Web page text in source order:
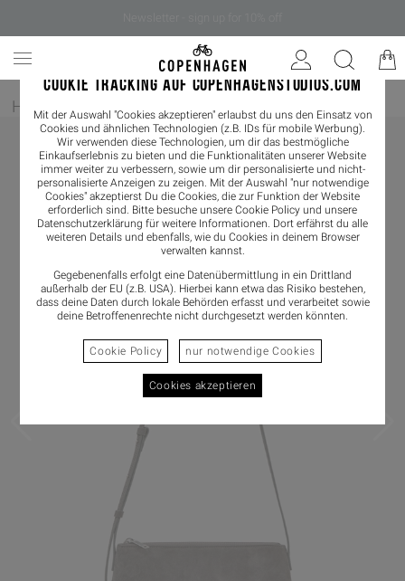
COOKIE TRACKING AUF COPENHAGENSTUDIOS.COM
Mit der Auswahl "Cookies akzeptieren" erlaubst du uns den Einsatz von
Cookies und ähnlichen Technologien (z.B. IDs für mobile Werbung).
Wir verwenden diese Technologien, um dir das bestmögliche
Einkaufserlebnis zu bieten und die Funktionalitäten unserer Website
immer weiter zu verbessern, sowie um dir personalisierte und nicht-
personalisierte Anzeigen zu zeigen. Mit der Auswahl "nur notwendige
Cookies" akzeptierst Du die Cookies, die zur Funktion der Website
erforderlich sind. Bitte besuche unsere Cookie Policy und unsere
Datenschutzerklärung für weitere Informationen. Dort erfährst du alle
weiteren Details und ebenfalls, wie du Cookies in deinem Browser
verwalten kannst.
Gegebenenfalls erfolgt eine Datenübermittlung in ein Drittland
außerhalb der EU (z.B. USA). Hierbei kann etwa das Risiko bestehen,
dass deine Daten durch lokale Behörden erfasst und verarbeitet sowie
deine Betroffenenrechte nicht durchgesetzt werden könnten.
Cookie Policy nur notwendige Cookies
Cookies akzeptieren
Home / Damen/ Accessoires / Taschen